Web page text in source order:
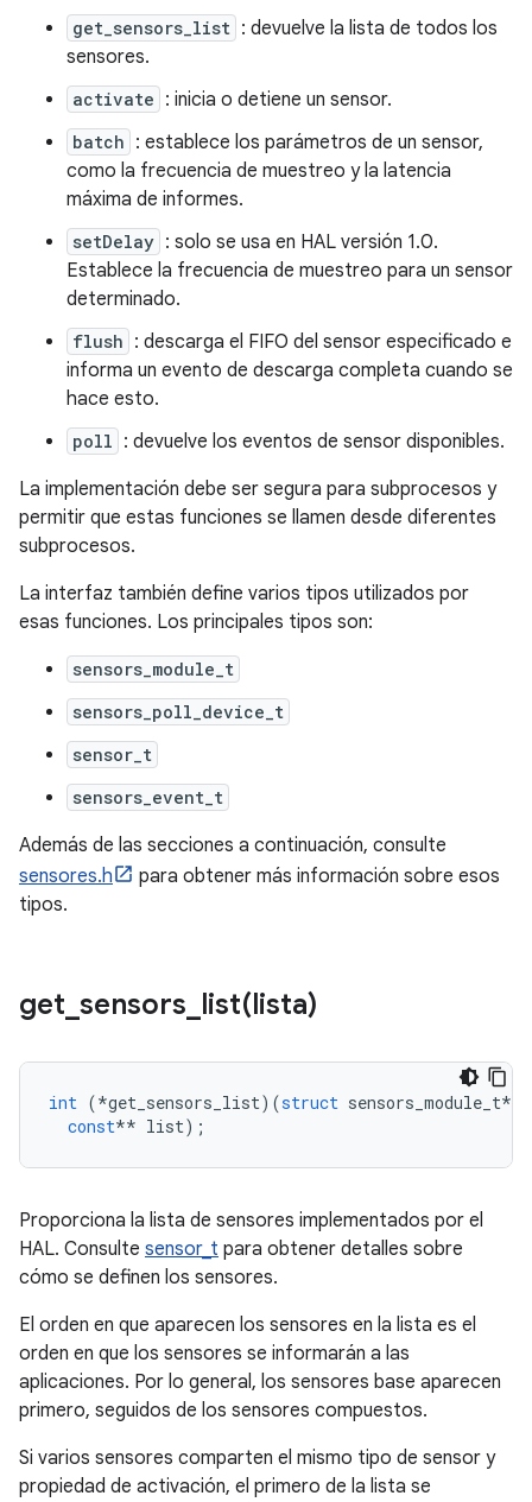
get_sensors_list : devuelve la lista de todos los
sensores.
activate : inicia o detiene un sensor.
batch : establece los parámetros de un sensor,
como la frecuencia de muestreo y la latencia
máxima de informes.
setDelay : solo se usa en HAL versión 1.0.
Establece la frecuencia de muestreo para un sensor
determinado.
flush : descarga el FIFO del sensor especificado e
informa un evento de descarga completa cuando se
hace esto.
poll : devuelve los eventos de sensor disponibles.
La implementación debe ser segura para subprocesos y
permitir que estas funciones se llamen desde diferentes
subprocesos.
La interfaz también define varios tipos utilizados por
esas funciones. Los principales tipos son:
sensors_module_t
sensors_poll_device_t
sensor_t
sensors_event_t
Además de las secciones a continuación, consulte
sensores.h
para obtener más información sobre esos
tipos.
get_sensors_list(lista)
int (*get_sensors_list)(struct sensors_module_t*
const** list);
Proporciona la lista de sensores implementados por el
HAL. Consulte sensor_t para obtener detalles sobre
cómo se definen los sensores.
El orden en que aparecen los sensores en la lista es el
orden en que los sensores se informarán a las
aplicaciones. Por lo general, los sensores base aparecen
primero, seguidos de los sensores compuestos.
Si varios sensores comparten el mismo tipo de sensor y
propiedad de activación, el primero de la lista se